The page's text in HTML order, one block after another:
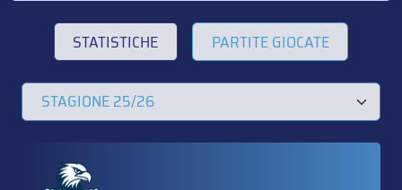
STATISTICHE PARTITE GIOCATE